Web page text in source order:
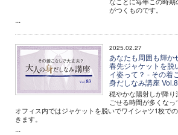
がつくものです。
...
2025.02.27
あなたも周囲も輝か
春先ジャケットを脱
イ姿って？ - その着
身だしなみ講座
穏やかな陽射しが降
ごせる時間が多くなっ
オフィス内ではジャケットを脱いでワイシャツ1枚で
きます。
...